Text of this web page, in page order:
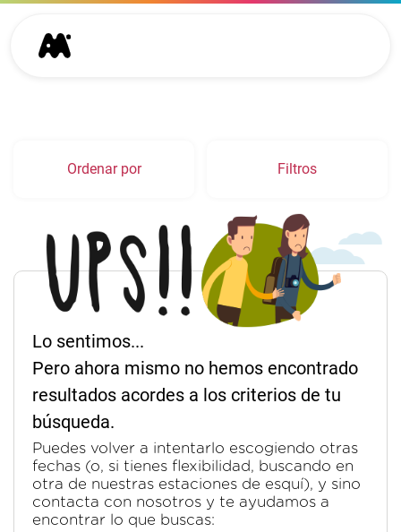
Ordenar por Filtros
Lo sentimos...
Pero ahora mismo no hemos encontrado
resultados acordes a los criterios de tu
búsqueda.
Puedes volver a intentarlo escogiendo otras
fechas (o, si tienes flexibilidad, buscando en
otra de nuestras estaciones de esquí), y sino
contacta con nosotros y te ayudamos a
encontrar lo que buscas: